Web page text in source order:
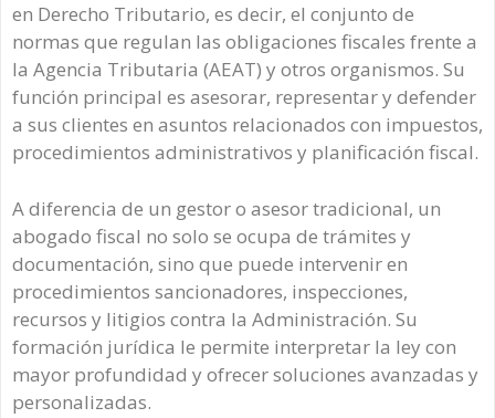
en Derecho Tributario, es decir, el conjunto de
normas que regulan las obligaciones fiscales frente a
la Agencia Tributaria (AEAT) y otros organismos. Su
función principal es asesorar, representar y defender
a sus clientes en asuntos relacionados con impuestos,
procedimientos administrativos y planificación fiscal.
A diferencia de un gestor o asesor tradicional, un
abogado fiscal no solo se ocupa de trámites y
documentación, sino que puede intervenir en
procedimientos sancionadores, inspecciones,
recursos y litigios contra la Administración. Su
formación jurídica le permite interpretar la ley con
mayor profundidad y ofrecer soluciones avanzadas y
personalizadas.